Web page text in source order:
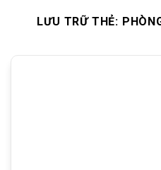
LƯU TRỮ THẺ: